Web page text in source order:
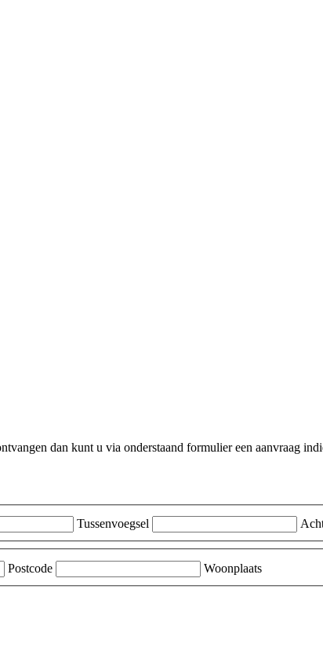
dan kunt u via onderstaand formulier een aanvraag
Tussenvoegsel
Postcode
Woonplaats